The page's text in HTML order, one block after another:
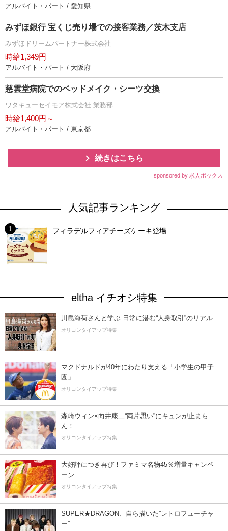
アルバイト・パート / 愛知県
みずほ銀行 宝くじ売り場での接客業務／茨木支店
みずほドリームパートナー株式会社
時給1,349円
アルバイト・パート / 大阪府
慈雲堂病院でのベッドメイク・シーツ交換
ワタキューセイモア株式会社 業務部
時給1,400円～
アルバイト・パート / 東京都
続きはこちら
sponsored by 求人ボックス
人気記事ランキング
フィラデルフィアチーズケーキ登場
eltha イチオシ特集
川島海荷さんと学ぶ 日常に潜む“人身取引”のリアル
オリコンタイアップ特集
マクドナルドが40年にわたり支える「小学生の甲子
園」
オリコンタイアップ特集
森崎ウィン×向井康二“両片思い”にキュンが止まら
ん！
オリコンタイアップ特集
大好評につき再び！ファミマ名物45％増量キャンペ
ーン
オリコンタイアップ特集
SUPER★DRAGON、自ら描いた”レトロフューチャ
ー”